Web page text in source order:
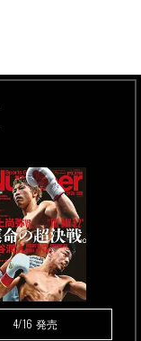
4/16 発売